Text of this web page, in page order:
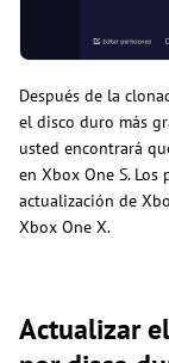
Después de la
el disco duro más
usted encontrará
en Xbox One S.
actualización de
Xbox One X.
Actualizar